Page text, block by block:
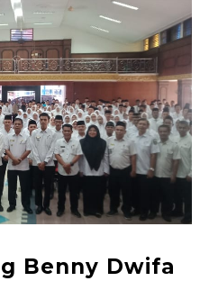
Benny Dwifa